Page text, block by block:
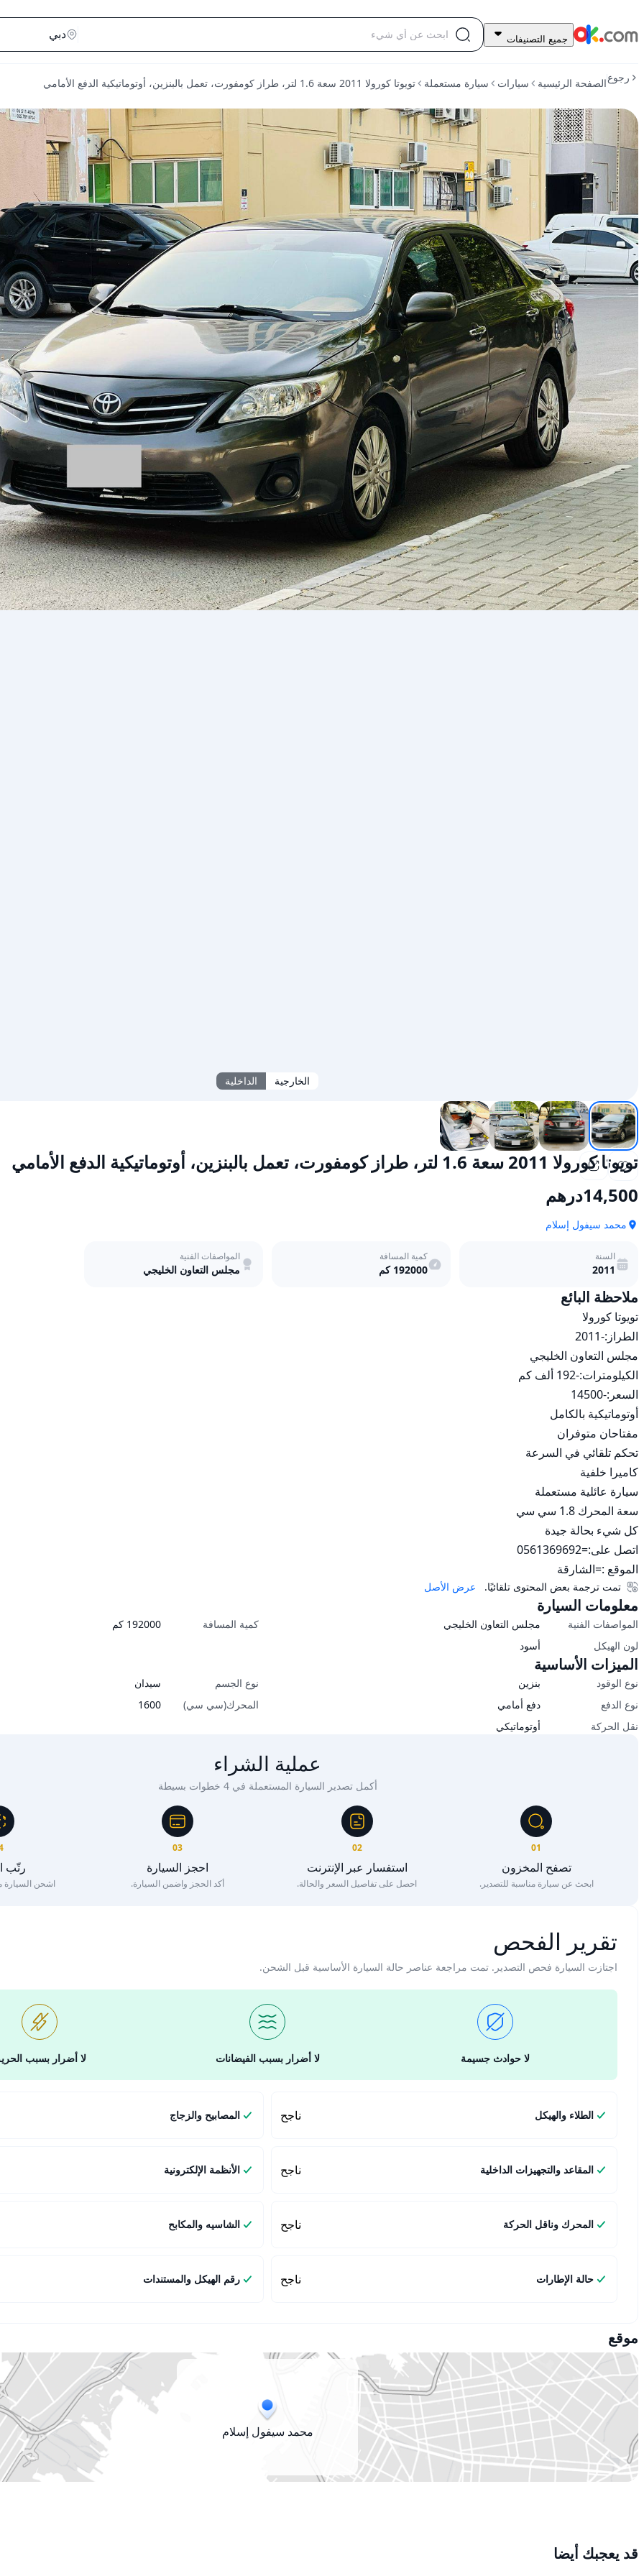
14,500
تويوتا
2011
سعة
1.6
لتر،
طراز
كومفورت،
تعمل
بالبنزين،
أوتوماتيكية
الدفع
الأمامي
مستعمل
جميع التصنيفات
رجوعالصفحة الرئيسية سيارات سيارة مستعملة تويوتا كورولا 2011 سعة 1.6 لتر، طراز كومفورت، تعمل بالبنزين، أوتوماتيكية الدفع الأمامي
الخارجية الداخلية
تويوتا كورولا 2011 سعة 1.6 لتر، طراز كومفورت، تعمل بالبنزين، أوتوماتيكية الدفع الأمامي
14,500درهم
محمد سيفول إسلام
السنة
2011
كمية المسافة
192000 كم
المواصفات الفنية
مجلس التعاون الخليجي
ملاحظة البائع
الموقع :=الشارقة
عرض الأصل تمت ترجمة بعض المحتوى تلقائيًا.
معلومات السيارة
المواصفات الفنية مجلس التعاون الخليجي كمية المسافة 192000 كم
لون الهيكل
أسود
الميزات الأساسية
نوع الوقود بنزين نوع الجسم
سيدان
نوع الدفع
دفع أمامي المحرك(سي سي)
1600
نقل الحركة
أوتوماتيكي
عملية الشراء
أكمل تصدير السيارة المستعملة في 4 خطوات بسيطة
01
تصفح المخزون
ابحث عن سيارة مناسبة للتصدير.
02
استفسار عبر الإنترنت
احصل على تفاصيل السعر والحالة.
03
احجز السيارة
أكد الحجز واضمن السيارة.
رتّب
اشحن السيارة
تقرير الفحص
اجتازت السيارة فحص التصدير. تمت مراجعة عناصر حالة السيارة الأساسية قبل الشحن.
لا حوادث جسيمة لا أضرار بسبب الفيضانات لا أضرار بسبب
الطلاء والهيكل ناجح المصابيح والزجاج
المقاعد والتجهيزات الداخلية ناجح الأنظمة الإلكترونية
المحرك وناقل الحركة ناجح الشاسيه والمكابح
حالة الإطارات ناجح رقم الهيكل والمستندات
موقع
محمد سيفول إسلام
قد يعجبك أيضا